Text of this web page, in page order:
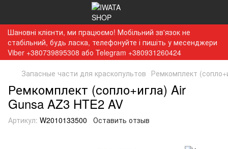
Шановні клієнти, ми працюємо! Мобільний зв'язок не
стабільний, будь ласка, телефонуйте і пишіть у месенджери
Viber +380739895308 або Telegram +380931260424
Запасные части для краскопультов Ремкомплект
Ремкомплект (сопло+игла) Air
Gunsa AZ3 HTE2 AV
Артикул: W2010133500 Оставить отзыв